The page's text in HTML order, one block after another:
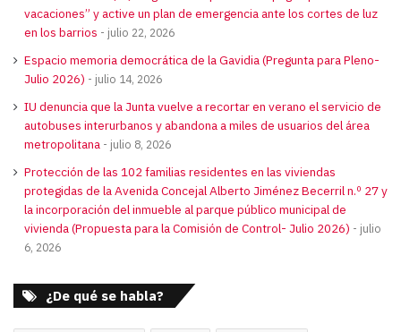
vacaciones” y active un plan de emergencia ante los cortes de luz
en los barrios
julio 22, 2026
Espacio memoria democrática de la Gavidia (Pregunta para Pleno-
Julio 2026)
julio 14, 2026
IU denuncia que la Junta vuelve a recortar en verano el servicio de
autobuses interurbanos y abandona a miles de usuarios del área
metropolitana
julio 8, 2026
Protección de las 102 familias residentes en las viviendas
protegidas de la Avenida Concejal Alberto Jiménez Becerril n.º 27 y
la incorporación del inmueble al parque público municipal de
vivienda (Propuesta para la Comisión de Control- Julio 2026)
julio
6, 2026
¿De qué se habla?